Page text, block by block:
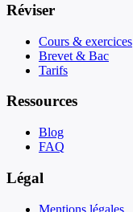
Réviser
Cours & exercices
Brevet & Bac
Tarifs
Ressources
Blog
FAQ
Légal
Mentions légales